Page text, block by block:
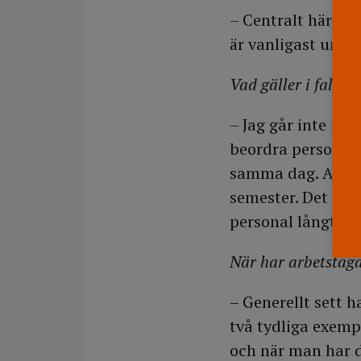
– Centralt här
är vanligast
Vad gäller i fallet
– Jag går inte in
beordra
samma dag. Alla
semester. Det
personal långt i
När har
– Generellt sett
två tydliga
och när man har